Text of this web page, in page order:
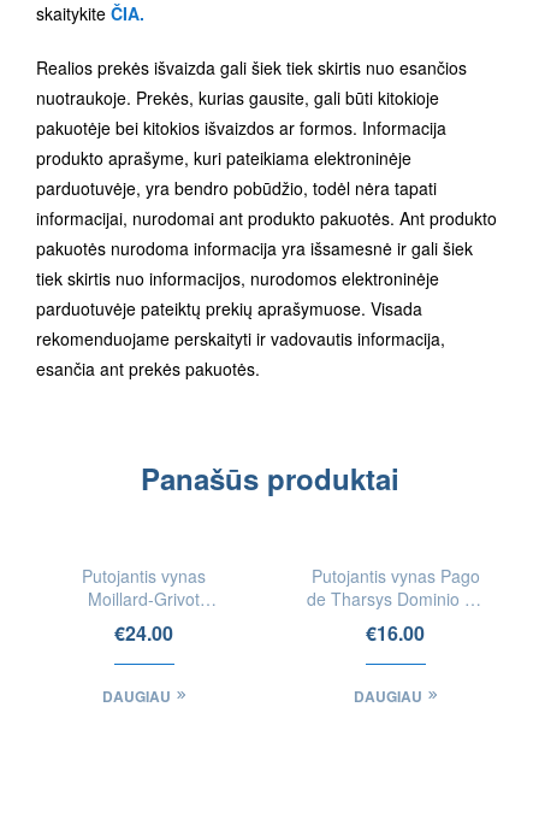
skaitykite ČIA.
Realios prekės išvaizda gali šiek tiek skirtis nuo esančios
nuotraukoje. Prekės, kurias gausite, gali būti kitokioje
pakuotėje bei kitokios išvaizdos ar formos. Informacija
produkto aprašyme, kuri pateikiama elektroninėje
parduotuvėje, yra bendro pobūdžio, todėl nėra tapati
informacijai, nurodomai ant produkto pakuotės. Ant produkto
pakuotės nurodoma informacija yra išsamesnė ir gali šiek
tiek skirtis nuo informacijos, nurodomos elektroninėje
parduotuvėje pateiktų prekių aprašymuose. Visada
rekomenduojame perskaityti ir vadovautis informacija,
esančia ant prekės pakuotės.
Panašūs produktai
PARDUOTUVĖSE
Putojantis vynas
Moillard-Grivot
Crémant de Bourgogne
Brut
€24.00
DAUGIAU
FIZINĖSE
PARDUOTUVĖSE
Putojantis vynas Pago
de Tharsys Dominio de
Requena Brut Rose
Cava
€16.00
DAUGIAU